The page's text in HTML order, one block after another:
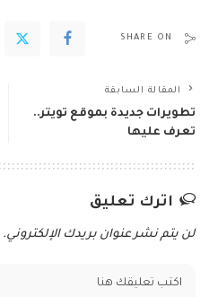
SHARE ON
المقالة السابقة
تطويرات جديدة بموقع تويتر..
تعرف عليها
اترك تعليق
لن يتم نشر عنوان بريدك الإلكتروني.